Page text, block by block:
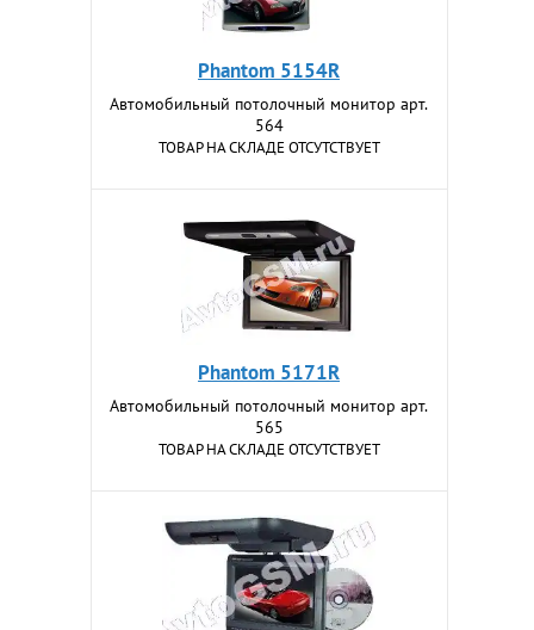
Phantom 5154R
Автомобильный потолочный монитор арт.
564
ТОВАР НА СКЛАДЕ ОТСУТСТВУЕТ
Phantom 5171R
Автомобильный потолочный монитор арт.
565
ТОВАР НА СКЛАДЕ ОТСУТСТВУЕТ